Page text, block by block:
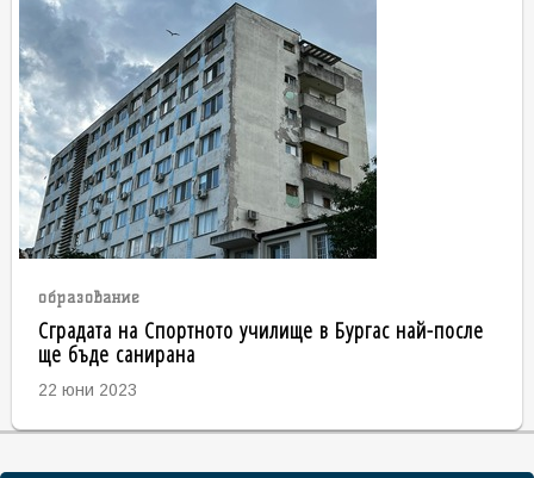
образование
Сградата на Спортното училище в Бургас най-после
ще бъде санирана
22 юни 2023